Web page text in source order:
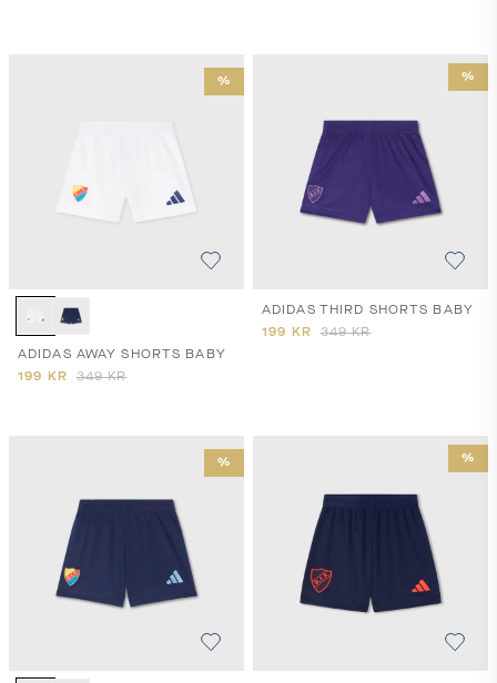
%
ADIDAS AWAY SHORTS BABY
199 KR 349 KR
%
ADIDAS THIRD SHORTS BABY
199 KR 349 KR
% %